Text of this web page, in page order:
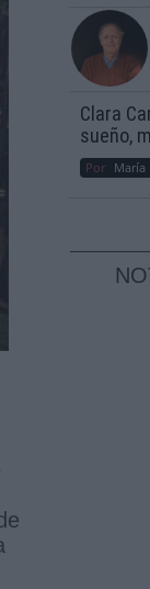
Clara
sueño,
Por María